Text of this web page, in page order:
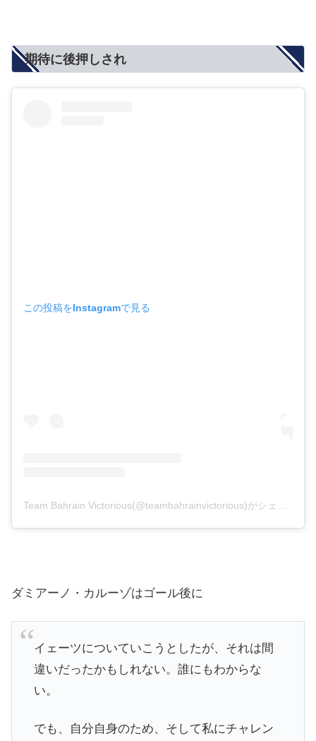
期待に後押しされ
この投稿をInstagramで見る
ダミアーノ・カルーゾはゴール後に
イェーツについていこうとしたが、それは間
違いだったかもしれない。誰にもわからな
い。
でも、自分自身のため、そして私にチャレン